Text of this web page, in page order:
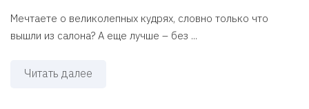
Мечтаете о великолепных кудрях, словно только что
вышли из салона? А еще лучше – без ...
Читать далее